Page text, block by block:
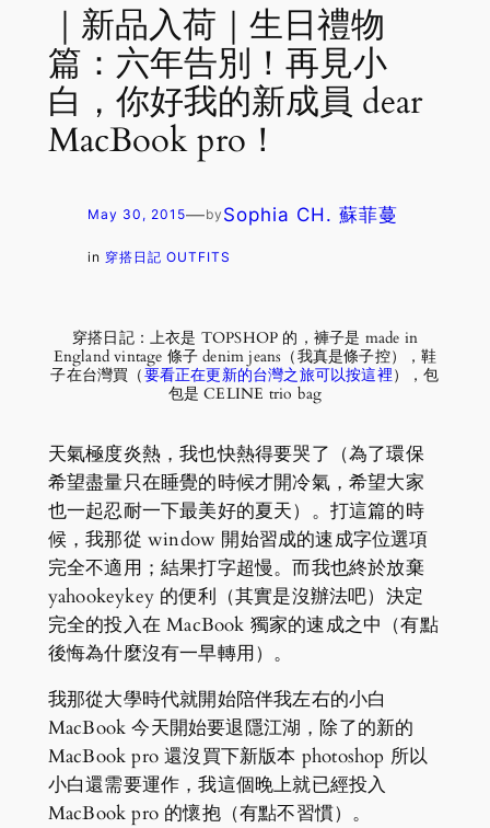
｜新品入荷｜生日禮物
篇：六年告別！再見小
白，你好我的新成員 dear
MacBook pro！
May 30, 2015—by Sophia CH. 蘇菲蔓
in 穿搭日記 OUTFITS
穿搭日記：上衣是 TOPSHOP 的，褲子是 made in
England vintage 條子 denim jeans（我真是條子控），鞋
子在台灣買（要看正在更新的台灣之旅可以按這裡），包
包是 CELINE trio bag
天氣極度炎熱，我也快熱得要哭了（為了環保
希望盡量只在睡覺的時候才開冷氣，希望大家
也一起忍耐一下最美好的夏天）。打這篇的時
候，我那從 window 開始習成的速成字位選項
完全不適用；結果打字超慢。而我也終於放棄
yahookeykey 的便利（其實是沒辦法吧）決定
完全的投入在 MacBook 獨家的速成之中（有點
後悔為什麼沒有一早轉用）。
我那從大學時代就開始陪伴我左右的小白
MacBook 今天開始要退隱江湖，除了的新的
MacBook pro 還沒買下新版本 photoshop 所以
小白還需要運作，我這個晚上就已經投入
MacBook pro 的懷抱（有點不習慣）。